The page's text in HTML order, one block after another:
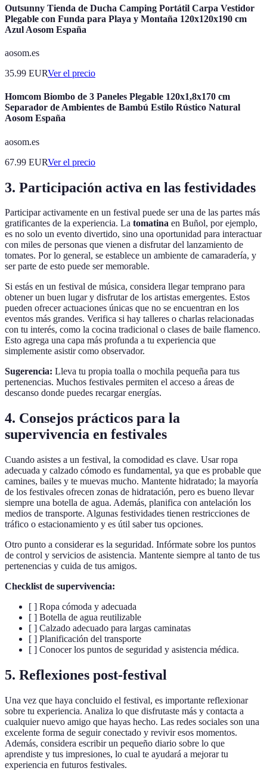
Outsunny Tienda de Ducha Camping Portátil Carpa Vestidor
Plegable con Funda para Playa y Montaña 120x120x190 cm
Azul Aosom España
aosom.es
35.99 EURVer el precio
Homcom Biombo de 3 Paneles Plegable 120x1,8x170 cm
Separador de Ambientes de Bambú Estilo Rústico Natural
Aosom España
aosom.es
67.99 EURVer el precio
3. Participación activa en las festividades
Participar activamente en un festival puede ser una de las partes más
gratificantes de la experiencia. La tomatina en Buñol, por ejemplo,
es no solo un evento divertido, sino una oportunidad para interactuar
con miles de personas que vienen a disfrutar del lanzamiento de
tomates. Por lo general, se establece un ambiente de camaradería, y
ser parte de esto puede ser memorable.
Si estás en un festival de música, considera llegar temprano para
obtener un buen lugar y disfrutar de los artistas emergentes. Estos
pueden ofrecer actuaciones únicas que no se encuentran en los
eventos más grandes. Verifica si hay talleres o charlas relacionadas
con tu interés, como la cocina tradicional o clases de baile flamenco.
Esto agrega una capa más profunda a tu experiencia que
simplemente asistir como observador.
Sugerencia: Lleva tu propia toalla o mochila pequeña para tus
pertenencias. Muchos festivales permiten el acceso a áreas de
descanso donde puedes recargar energías.
4. Consejos prácticos para la
supervivencia en festivales
Cuando asistes a un festival, la comodidad es clave. Usar ropa
adecuada y calzado cómodo es fundamental, ya que es probable que
camines, bailes y te muevas mucho. Mantente hidratado; la mayoría
de los festivales ofrecen zonas de hidratación, pero es bueno llevar
siempre una botella de agua. Además, planifica con antelación los
medios de transporte. Algunas festividades tienen restricciones de
tráfico o estacionamiento y es útil saber tus opciones.
Otro punto a considerar es la seguridad. Infórmate sobre los puntos
de control y servicios de asistencia. Mantente siempre al tanto de tus
pertenencias y cuida de tus amigos.
Checklist de supervivencia:
[ ] Ropa cómoda y adecuada
[ ] Botella de agua reutilizable
[ ] Calzado adecuado para largas caminatas
[ ] Planificación del transporte
[ ] Conocer los puntos de seguridad y asistencia médica.
5. Reflexiones post-festival
Una vez que haya concluido el festival, es importante reflexionar
sobre tu experiencia. Analiza lo que disfrutaste más y contacta a
cualquier nuevo amigo que hayas hecho. Las redes sociales son una
excelente forma de seguir conectado y revivir esos momentos.
Además, considera escribir un pequeño diario sobre lo que
aprendiste y tus impresiones, lo cual te ayudará a mejorar tu
experiencia en futuros festivales.